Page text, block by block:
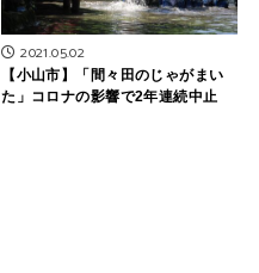
2021.05.02
【小山市】「間々田のじゃがまい
た」コロナの影響で2年連続中止